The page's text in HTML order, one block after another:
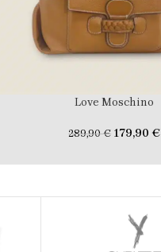
Love Moschino
289,90€ 179,90 €